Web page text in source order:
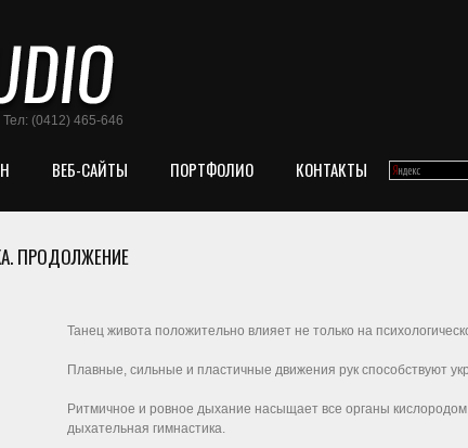
Тел: (0412) 465-646
ВЕБ-САЙТЫ ПОРТФОЛИО КОНТАКТЫ
ПРОДОЛЖЕНИЕ
Танец живота положительно влияет не только на
Плавные, сильные и пластичные движения рук способствуют
Ритмичное и ровное дыхание насыщает все органы
дыхательная гимнастика.